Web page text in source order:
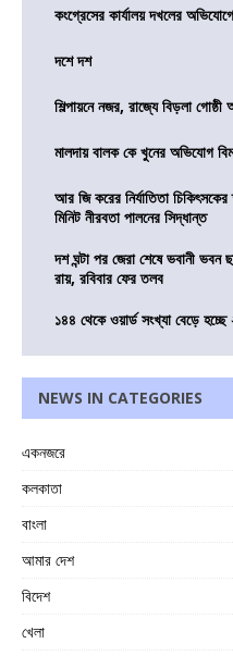
কংগ্রেসের কার্যালয় দখলের
দশে দশ
শিল্পায়নে নজর, রাজ্যে বিড়লা গোষ্ঠী
মালদায় বালক কে খুনের অভিযোগ
আর জি করের নির্যাতিতা চিকিৎসকের
মিনিট নীরবতা পালনের সিদ্ধান্ত
দশ ঘন্টা পর জেরা শেষে ভবানী
রায়, রবিবার ফের তলব
১৪৪ থেকে ওয়ার্ড সংখ্যা বেড়ে
NEWS IN CATEGORIES
একনজরে
কলকাতা
বাংলা
আমার দেশ
বিদেশ
খেলা